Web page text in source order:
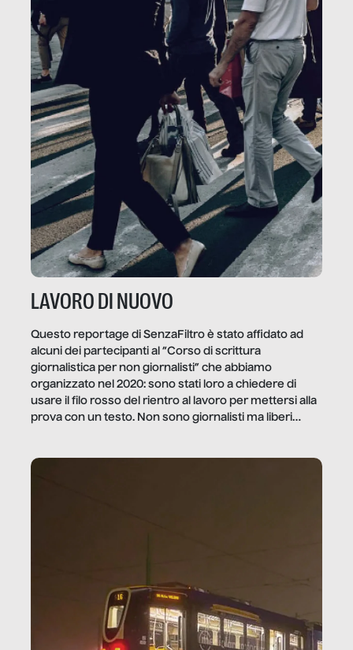
LAVORO DI NUOVO
Questo reportage di SenzaFiltro è stato affidato ad
alcuni dei partecipanti al “Corso di scrittura
giornalistica per non giornalisti” che abbiamo
organizzato nel 2020: sono stati loro a chiedere di
usare il filo rosso del rientro al lavoro per mettersi alla
prova con un testo. Non sono giornalisti ma liberi